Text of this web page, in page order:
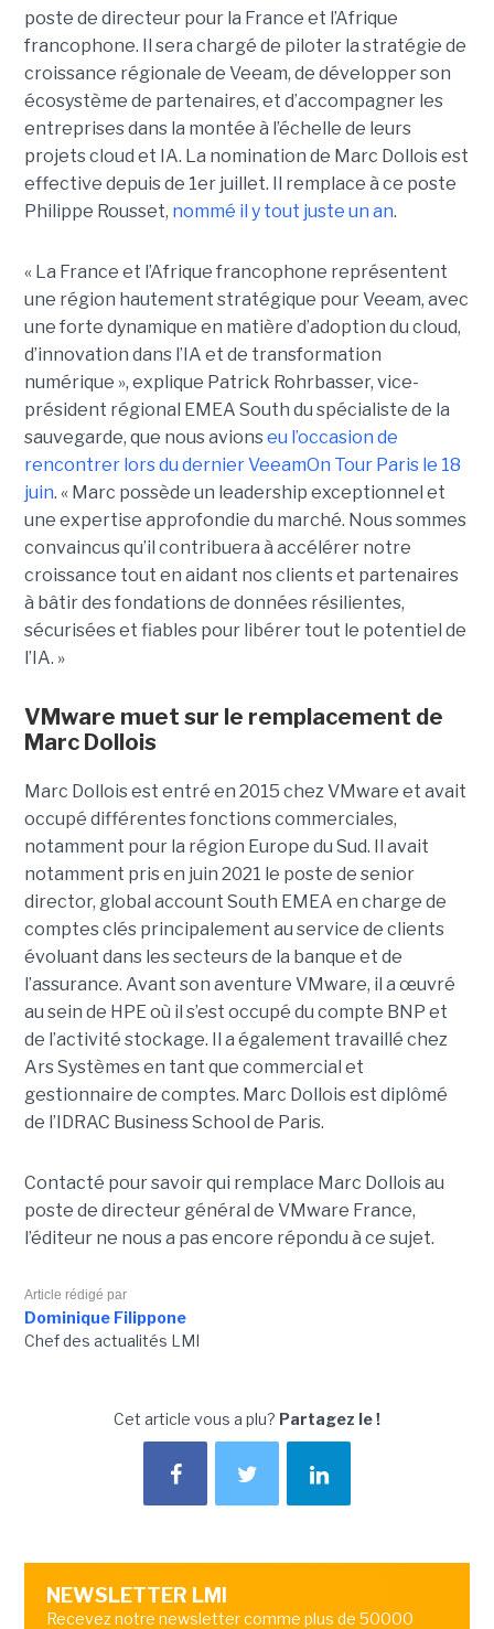
poste de directeur pour la France et l’Afrique
francophone. Il sera chargé de piloter la stratégie de
croissance régionale de Veeam, de développer son
écosystème de partenaires, et d’accompagner les
entreprises dans la montée à l’échelle de leurs
projets cloud et IA. La nomination de Marc Dollois est
effective depuis de 1er juillet. Il remplace à ce poste
Philippe Rousset, nommé il y tout juste un an.
« La France et l’Afrique francophone représentent
une région hautement stratégique pour Veeam, avec
une forte dynamique en matière d’adoption du cloud,
d’innovation dans l’IA et de transformation
numérique », explique Patrick Rohrbasser, vice-
président régional EMEA South du spécialiste de la
sauvegarde, que nous avionseu l’occasion de
rencontrer lors du dernier VeeamOn Tour Paris le 18
juin. « Marc possède un leadership exceptionnel et
une expertise approfondie du marché. Nous sommes
convaincus qu’il contribuera à accélérer notre
croissance tout en aidant nos clients et partenaires
à bâtir des fondations de données résilientes,
sécurisées et fiables pour libérer tout le potentiel de
l’IA. »
VMware muet sur le remplacement de
Marc Dollois
Marc Dollois est entré en 2015 chez VMware et avait
occupé différentes fonctions commerciales,
notamment pour la région Europe du Sud. Il avait
notamment pris en juin 2021 le poste de senior
director, global account South EMEA en charge de
comptes clés principalement au service de clients
évoluant dans les secteurs de la banque et de
l’assurance. Avant son aventure VMware, il a œuvré
au sein de HPE où il s’est occupé du compte BNP et
de l’activité stockage. Il a également travaillé chez
Ars Systèmes en tant que commercial et
gestionnaire de comptes. Marc Dollois est diplômé
de l’IDRAC Business School de Paris.
Contacté pour savoir qui remplace Marc Dollois au
poste de directeur général de VMware France,
l’éditeur ne nous a pas encore répondu à ce sujet.
Article rédigé par
Dominique Filippone
Chef des actualités LMI
Cet article vous a plu? Partagez le !
NEWSLETTER LMI
Recevez notre newsletter comme plus de 50000